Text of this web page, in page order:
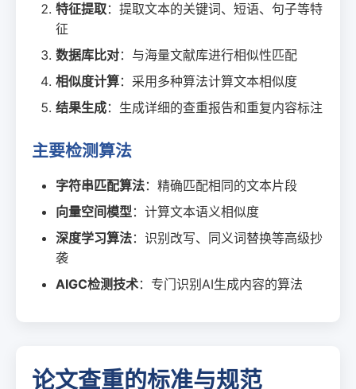
特征提取：提取文本的关键词、短语、句子等特
征
数据库比对：与海量文献库进行相似性匹配
相似度计算：采用多种算法计算文本相似度
结果生成：生成详细的查重报告和重复内容标注
主要检测算法
字符串匹配算法：精确匹配相同的文本片段
向量空间模型：计算文本语义相似度
深度学习算法：识别改写、同义词替换等高级抄
袭
AIGC检测技术：专门识别AI生成内容的算法
论文查重的标准与规范